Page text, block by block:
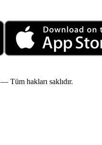
— Tüm hakları saklıdır.